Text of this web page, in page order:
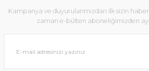
Kampanya ve duyurularımızdan ilk sizin
zaman e-bülten aboneliğimizden